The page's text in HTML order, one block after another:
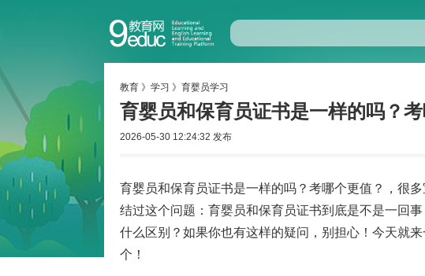
教育 》 学习 》 育婴员学习
育婴员和保育员证书是一样的吗？
2026-05-30 12:24:32 发布
育婴员和保育员证书是一样的吗？考哪个更值？，很
结过这个问题：育婴员和保育员证书到底是不是一回
什么区别？如果你也有这样的疑问，别担心！今天就
个！